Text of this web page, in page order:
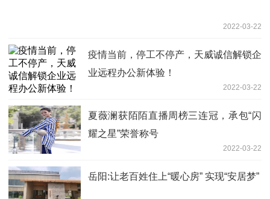
2022-03-22
疫情当前，停工不停产，天威诚信解锁企
业远程办公新体验！
2022-03-22
夏薇澜获陌陌直播周榜三连冠，承包“闪
耀之星”荣誉称号
2022-03-22
岳阳:让老百姓住上“暖心房” 实现“安居梦”